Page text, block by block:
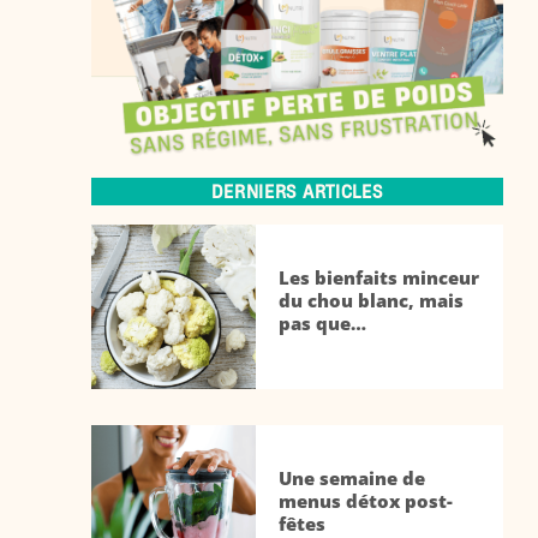
DERNIERS ARTICLES
Les bienfaits minceur
du chou blanc, mais
pas que…
Une semaine de
menus détox post-
fêtes